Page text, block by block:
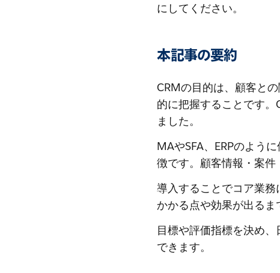
にしてください。
本記事の要約
CRMの目的は、顧客と
的に把握することです
ました。
MAやSFA、ERPのよう
徴です。顧客情報・案件
導入することでコア業
かかる点や効果が出るま
目標や評価指標を決め
できます。